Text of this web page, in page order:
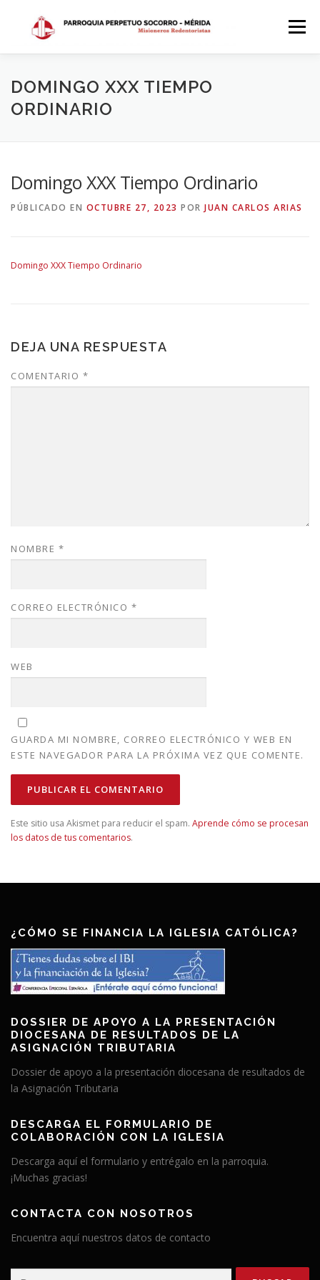
contenido
Menú
INICIO DÓNDE ESTAMOS HISTORIA
SACRAMENTOS CALENDARIO PARROQUIAL 2024
DOMINGO XXX TIEMPO
ORDINARIO
Domingo XXX Tiempo Ordinario
PÚBLICADO EN OCTUBRE 27, 2023 POR JUAN CARLOS ARIAS
Domingo XXX Tiempo Ordinario
DEJA UNA RESPUESTA
COMENTARIO *
NOMBRE *
CORREO ELECTRÓNICO *
WEB
GUARDA MI NOMBRE, CORREO ELECTRÓNICO Y WEB EN
ESTE NAVEGADOR PARA LA PRÓXIMA VEZ QUE COMENTE.
Este sitio usa Akismet para reducir el spam. Aprende cómo se procesan
los datos de tus comentarios.
¿CÓMO SE FINANCIA LA IGLESIA CATÓLICA?
DOSSIER DE APOYO A LA PRESENTACIÓN
DIOCESANA DE RESULTADOS DE LA
ASIGNACIÓN TRIBUTARIA
Dossier de apoyo a la presentación diocesana de resultados de
la Asignación Tributaria
DESCARGA EL FORMULARIO DE
COLABORACIÓN CON LA IGLESIA
Descarga aquí el formulario y entrégalo en la parroquia.
¡Muchas gracias!
CONTACTA CON NOSOTROS
Encuentra aquí nuestros datos de contacto